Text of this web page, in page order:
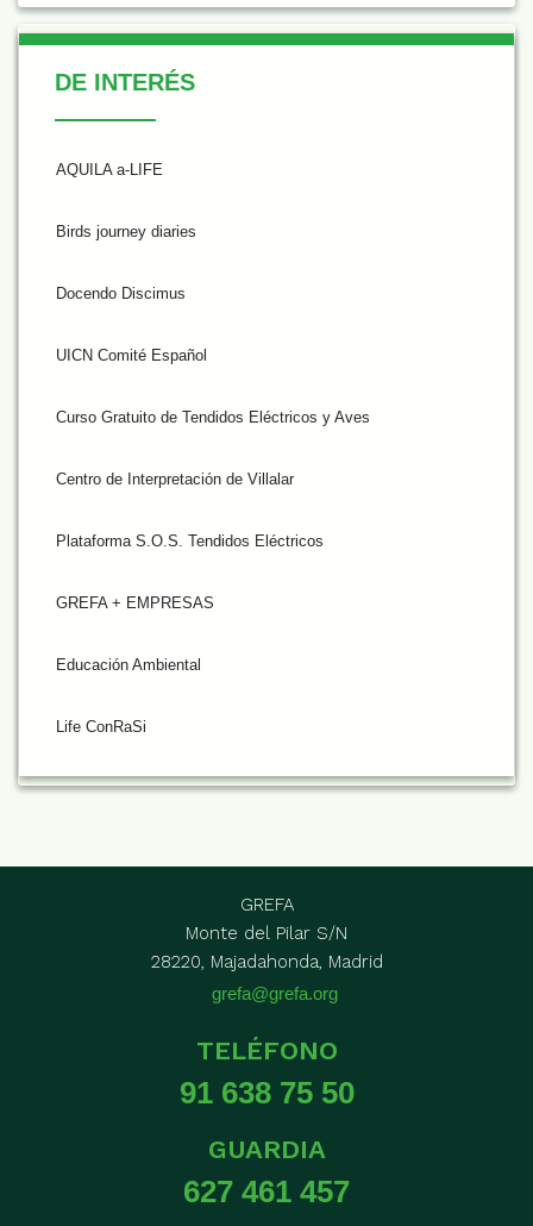
De Interés
DE INTERÉS
AQUILA a-LIFE
Birds journey diaries
Docendo Discimus
UICN Comité Español
Curso Gratuito de Tendidos Eléctricos y Aves
Centro de Interpretación de Villalar
Plataforma S.O.S. Tendidos Eléctricos
GREFA + EMPRESAS
Educación Ambiental
Life ConRaSi
GREFA
Monte del Pilar S/N
28220, Majadahonda, Madrid
grefa@grefa.org
TELÉFONO
91 638 75 50
GUARDIA
627 461 457